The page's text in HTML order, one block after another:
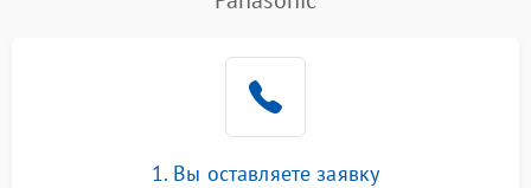
1. Вы оставляете заявку